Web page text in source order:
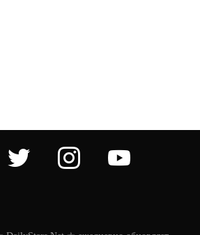
twitter instagram youtube